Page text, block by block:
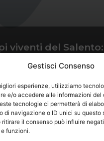
Gestisci Consenso
esperienze, utilizziamo
e/o accedere alle informazioni del
tecnologie ci permetterà di
di navigazione o ID unici su questo
il consenso può influire
funzioni.
viventi del